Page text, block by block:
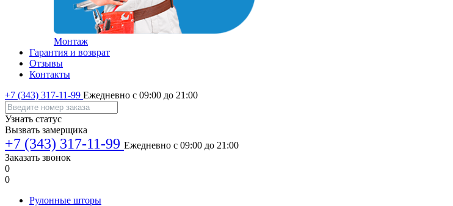
Монтаж
Гарантия и возврат
Отзывы
Контакты
+7 (343) 317-11-99 Ежедневно с 09:00 до 21:00
Узнать статус
Вызвать замерщика
+7 (343) 317-11-99 Ежедневно с 09:00 до 21:00
Заказать звонок
0
0
Рулонные шторы